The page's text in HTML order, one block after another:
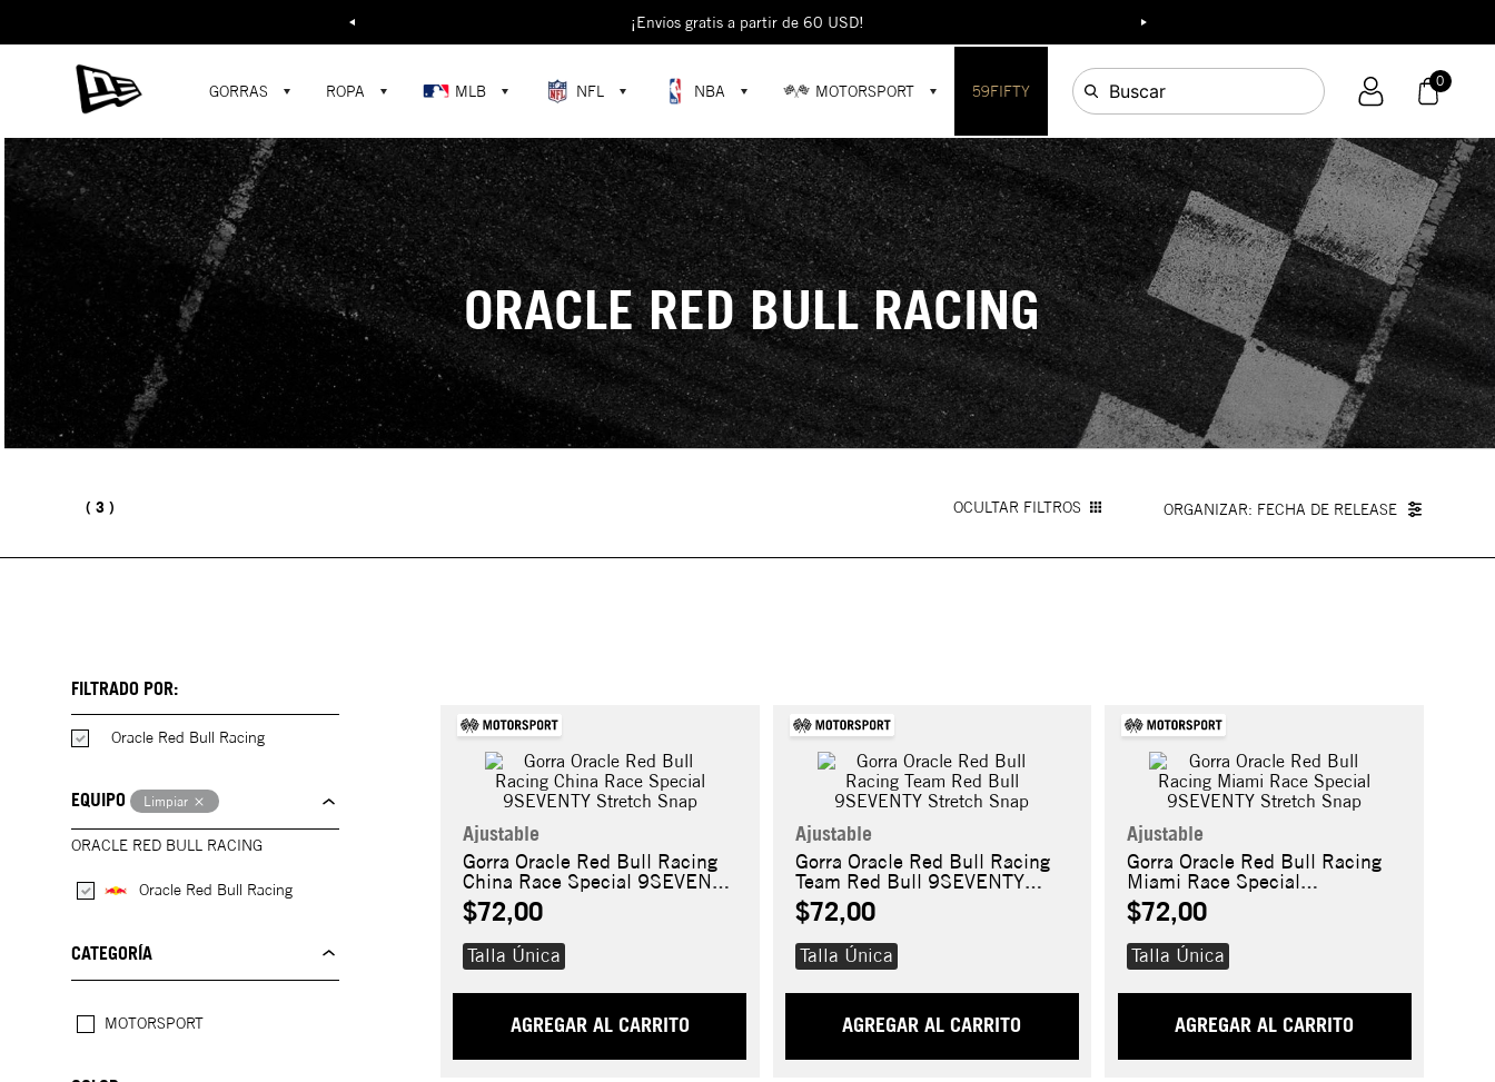
Buscar... ¡Envíos gratis a partir de 60 USD!
GORRAS ROPA MLB NFL NBA MOTORSPORT 59FIFTY Buscar 0
ORACLE RED BULL RACING
3 OCULTAR FILTROS FECHA DE RELEASE
FILTRADO POR:
Oracle Red Bull Racing
EQUIPO Limpiar
ORACLE RED BULL RACING
Oracle Red Bull Racing
CATEGORÍA
MOTORSPORT
Ajustable
Gorra Oracle Red Bull Racing
China Race Special 9SEVENTY
Stretch Snap
$72,00
Talla Única
AGREGAR AL CARRITO
Ajustable
Gorra Oracle Red Bull Racing
Team Red Bull 9SEVENTY
Stretch Snap
$72,00
Talla Única
AGREGAR AL CARRITO
Ajustable
Gorra Oracle Red Bull Racing
Miami Race Special
9SEVENTY Stretch Snap
$72,00
Talla Única
AGREGAR AL CARRITO